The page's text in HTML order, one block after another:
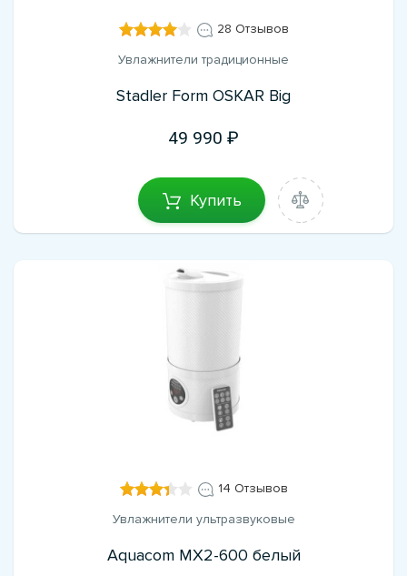
28 Отзывов
Увлажнители традиционные
Stadler Form OSKAR Big
49 990
Купить
14 Отзывов
Увлажнители ультразвуковые
Aquacom MX2-600 белый